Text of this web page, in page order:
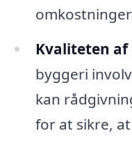
Kvaliteten
byggeri
kan
for at sikre,